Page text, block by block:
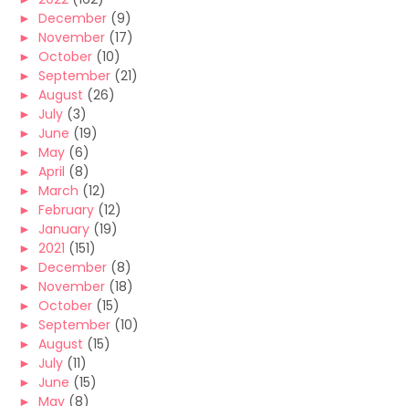
► December (9)
► November (17)
► October (10)
► September (21)
► August (26)
► July (3)
► June (19)
► May (6)
► April (8)
► March (12)
► February (12)
► January (19)
► 2021 (151)
► December (8)
► November (18)
► October (15)
► September (10)
► August (15)
► July (11)
► June (15)
► May (8)